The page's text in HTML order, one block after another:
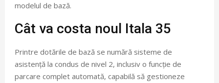
modelul de bază.
Cât va costa noul Itala 35
Printre dotările de bază se numără sisteme de
asistență la condus de nivel 2, inclusiv o funcție de
parcare complet automată, capabilă să gestioneze